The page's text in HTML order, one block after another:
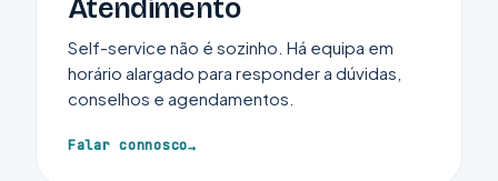
Atendimento
Self-service não é sozinho. Há equipa em
horário alargado para responder a dúvidas,
conselhos e agendamentos.
Falar connosco